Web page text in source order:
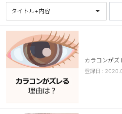
ベスト
カラコン
装着期間
1 Day
2
1 Month
タイトル+内容
カラコンがズ